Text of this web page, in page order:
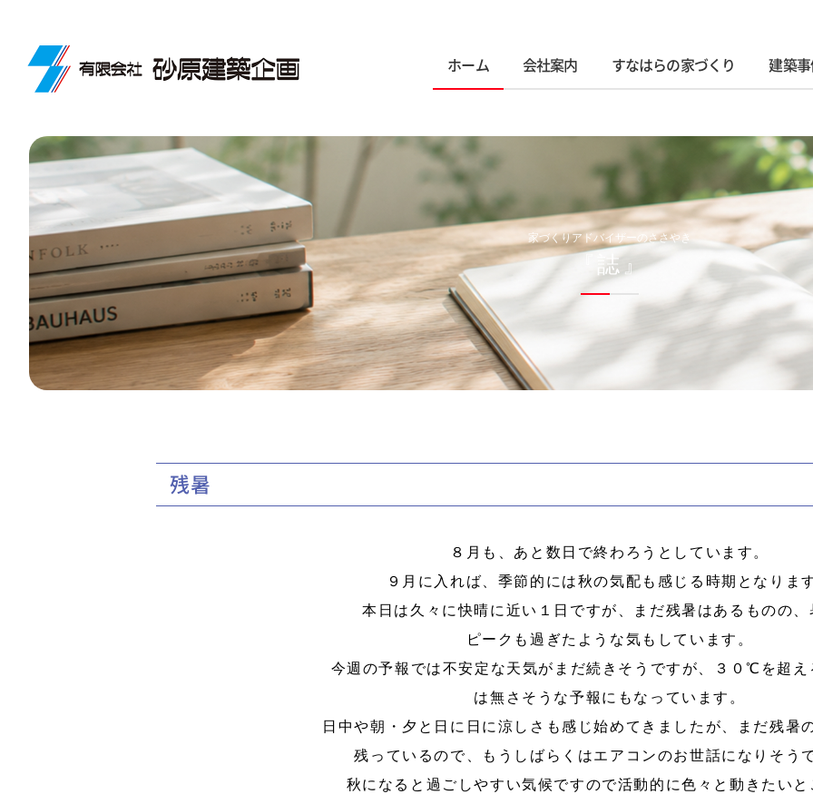
ホーム 会社案内 すなはらの家づくり 建築事
家づくりアドバイザーのささやき
『誌』
残暑
８月も、あと数日で終わろうとしています。
９月に入れば、季節的には秋の気配も感じる時期となります
本日は久々に快晴に近い１日ですが、まだ残暑はあるものの、
ピークも過ぎたような気もしています。
今週の予報では不安定な天気がまだ続きそうですが、３０℃を超え
は無さそうな予報にもなっています。
日中や朝・夕と日に日に涼しさも感じ始めてきましたが、まだ残暑
残っているので、もうしばらくはエアコンのお世話になりそう
秋になると過ごしやすい気候ですので活動的に色々と動きたいと